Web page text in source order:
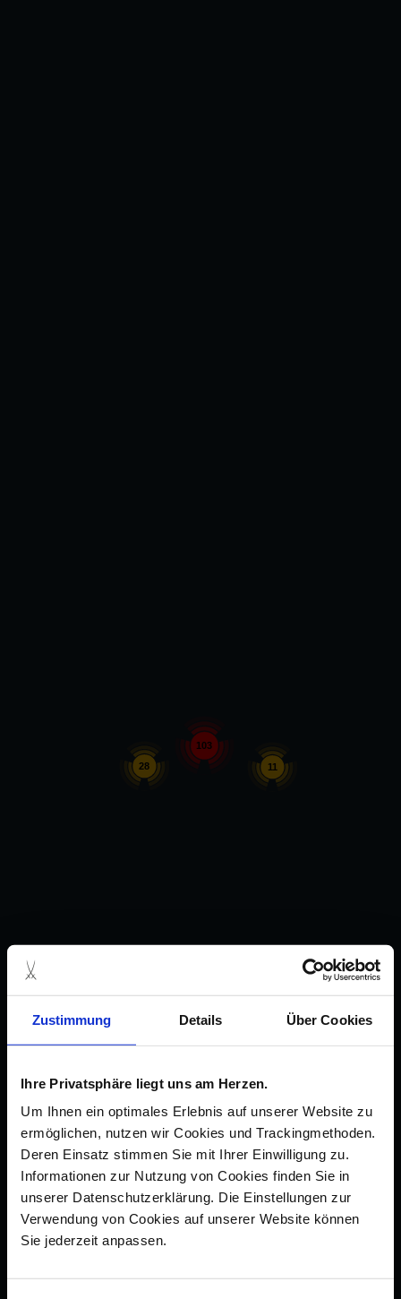
Zustimmung Details Über Cookies
Ihre Privatsphäre liegt uns am Herzen.
Um Ihnen ein optimales Erlebnis auf unserer Website zu
ermöglichen, nutzen wir Cookies und Trackingmethoden.
Deren Einsatz stimmen Sie mit Ihrer Einwilligung zu.
Informationen zur Nutzung von Cookies finden Sie in
unserer Datenschutzerklärung. Die Einstellungen zur
Verwendung von Cookies auf unserer Website können
Sie jederzeit anpassen.
103
11
28